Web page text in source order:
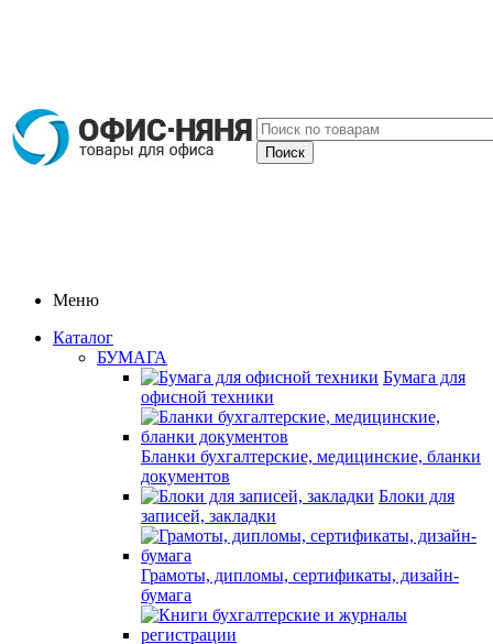
Меню
Каталог
БУМАГА
Бумага для
офисной техники
Бланки бухгалтерские, медицинские, бланки
документов
Блоки для
записей, закладки
Грамоты, дипломы, сертификаты, дизайн-
бумага